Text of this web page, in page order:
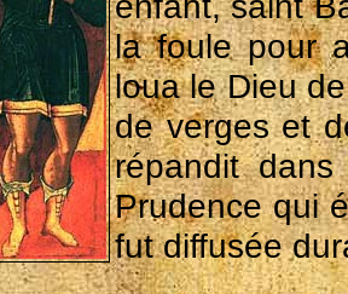
la foule pour
loua le Dieu
de verges et
répandit
Prudence qui
fut diffusée